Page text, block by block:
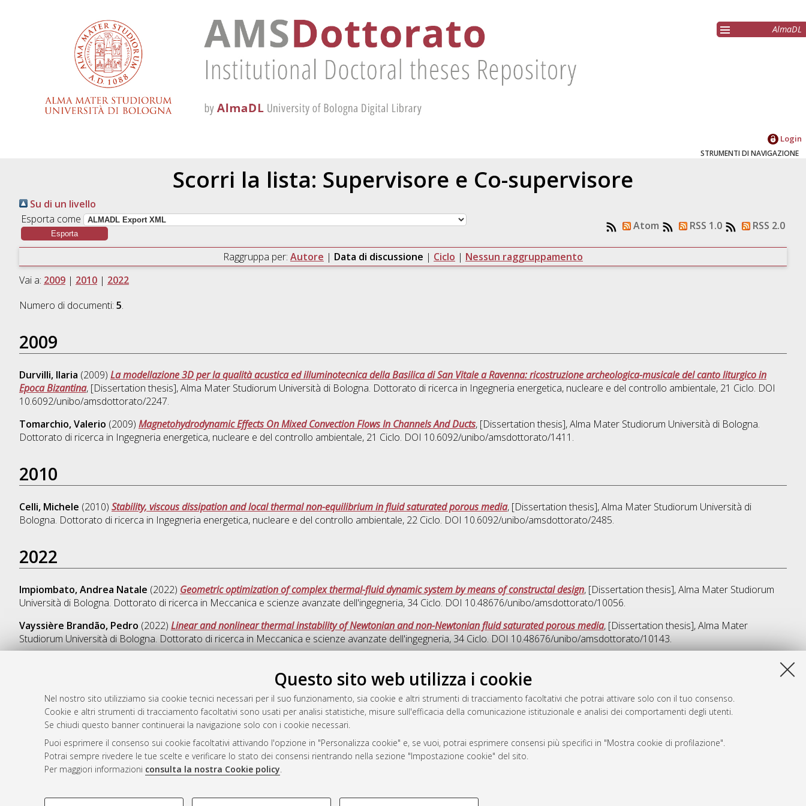
Questo sito web utilizza i cookie
Nel nostro sito utilizziamo sia cookie tecnici necessari per il suo funzionamento, sia cookie e altri strumenti di tracciamento facoltativi che potrai attivare solo con il tuo consenso.
Cookie e altri strumenti di tracciamento facoltativi sono usati per analisi statistiche, misure sull'efficacia della comunicazione istituzionale e analisi dei comportamenti degli utenti.
Se chiudi questo banner continuerai la navigazione solo con i cookie necessari.
Puoi esprimere il consenso sui cookie facoltativi attivando l'opzione in "Personalizza cookie" e, se vuoi, potrai esprimere consensi più specifici in "Mostra cookie di profilazione".
Potrai sempre rivedere le tue scelte e verificare lo stato dei consensi rientrando nella sezione "Impostazione cookie" del sito.
Per maggiori informazioni consulta la nostra Cookie policy.
COOKIE DI PROFILAZIONE - FACOLTATIVI COOKIE TECNICI - NECESSARI
AlmaDL
Login
STRUMENTI DI NAVIGAZIONE
Scorri la lista: Supervisore e Co-supervisore
Su di un livello
Esporta come
Atom RSS 1.0 RSS 2.0
Raggruppa per: Autore | Data di discussione | Ciclo | Nessun raggruppamento
Vai a: 2009| 2010| 2022
Numero di documenti: 5.
2009
Durvilli, Ilaria (2009) La modellazione 3D per la qualità acustica ed illuminotecnica della Basilica di San Vitale a Ravenna: ricostruzione archeologica-musicale del canto liturgico in
Epoca Bizantina, [Dissertation thesis], Alma Mater Studiorum Università di Bologna. Dottorato di ricerca in Ingegneria energetica, nucleare e del controllo ambientale, 21 Ciclo. DOI
10.6092/unibo/amsdottorato/2247.
Tomarchio, Valerio (2009) Magnetohydrodynamic Effects On Mixed Convection Flows In Channels And Ducts, [Dissertation thesis], Alma Mater Studiorum Università di Bologna.
Dottorato di ricerca in Ingegneria energetica, nucleare e del controllo ambientale, 21 Ciclo. DOI 10.6092/unibo/amsdottorato/1411.
2010
Celli, Michele (2010) Stability, viscous dissipation and local thermal non-equilibrium in fluid saturated porous media, [Dissertation thesis], Alma Mater Studiorum Università di
Bologna. Dottorato di ricerca in Ingegneria energetica, nucleare e del controllo ambientale, 22 Ciclo. DOI 10.6092/unibo/amsdottorato/2485.
2022
Impiombato, Andrea Natale (2022) Geometric optimization of complex thermal-fluid dynamic system by means of constructal design, [Dissertation thesis], Alma Mater Studiorum
Università di Bologna. Dottorato di ricerca in Meccanica e scienze avanzate dell'ingegneria, 34 Ciclo. DOI 10.48676/unibo/amsdottorato/10056.
Vayssière Brandão, Pedro (2022) Linear and nonlinear thermal instability of Newtonian and non-Newtonian fluid saturated porous media, [Dissertation thesis], Alma Mater
Studiorum Università di Bologna. Dottorato di ricerca in Meccanica e scienze avanzate dell'ingegneria, 34 Ciclo. DOI 10.48676/unibo/amsdottorato/10143.
Questa lista e' stata generata il Thu Aug 6 20:45:41 2026 CEST.
Atom
Rss 1.0
Rss 2.0
AMS Dottorato
ISSN: 2038-7946
Servizio implementato e gestito da
Impostazioni Cookie
Informativa sulla privacy
Condizioni d’uso del sito